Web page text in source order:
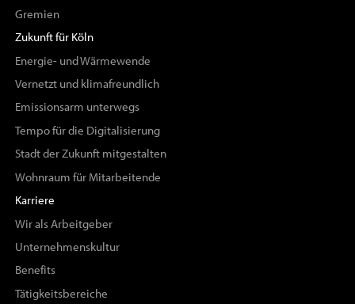
Gremien
Zukunft für Köln
Energie- und Wärmewende
Vernetzt und klimafreundlich
Emissionsarm unterwegs
Tempo für die Digitalisierung
Stadt der Zukunft mitgestalten
Wohnraum für Mitarbeitende
Karriere
Wir als Arbeitgeber
Unternehmenskultur
Benefits
Tätigkeitsbereiche